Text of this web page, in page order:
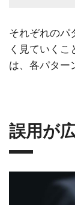
それぞれのパ
く見ていく
は、各パター
誤用が